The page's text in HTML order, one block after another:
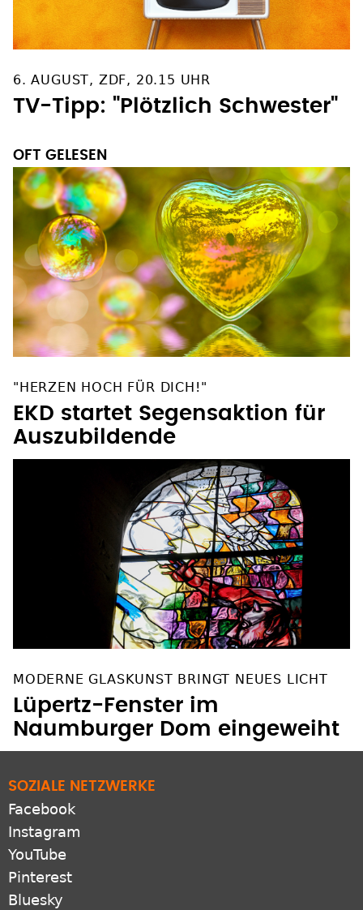
6. AUGUST, ZDF, 20.15 UHR
TV-Tipp: "Plötzlich Schwester"
OFT GELESEN
"HERZEN HOCH FÜR DICH!"
EKD startet Segensaktion für
Auszubildende
MODERNE GLASKUNST BRINGT NEUES LICHT
Lüpertz-Fenster im
Naumburger Dom eingeweiht
SOZIALE NETZWERKE
Facebook
Instagram
YouTube
Pinterest
Bluesky